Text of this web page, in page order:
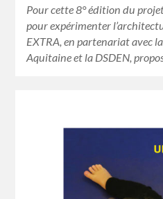
Pour cette 8° édition du
pour expérimenter
EXTRA, en partenariat avec
Aquitaine et la DSDEN,